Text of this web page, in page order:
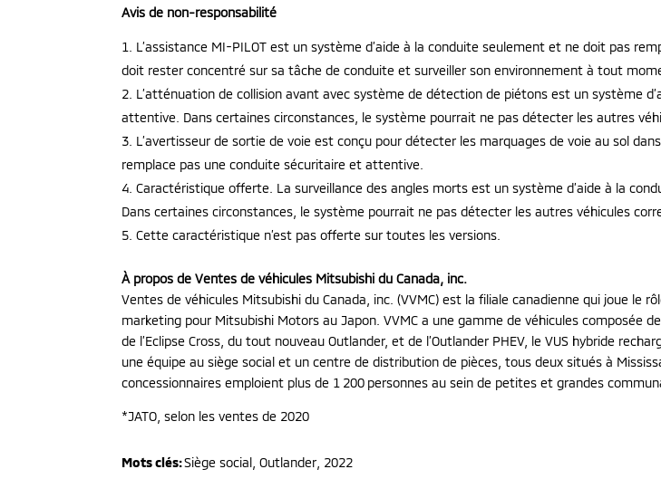
Avis de non-responsabilité
L’assistance MI-PILOT est un système d’aide à la conduite seulement et ne doit pas
doit rester concentré sur sa tâche de conduite et surveiller son environnement à tout
L’atténuation de collision avant avec système de détection de piétons est un système
attentive. Dans certaines circonstances, le système pourrait ne pas détecter les autres
L’avertisseur de sortie de voie est conçu pour détecter les marquages de voie au sol
remplace pas une conduite sécuritaire et attentive.
Caractéristique offerte. La surveillance des angles morts est un système d’aide à la
Dans certaines circonstances, le système pourrait ne pas détecter les autres véhicules
Cette caractéristique n’est pas offerte sur toutes les versions.
À propos de Ventes de véhicules Mitsubishi du Canada, inc.
Ventes de véhicules Mitsubishi du Canada, inc. (VVMC) est la filiale canadienne qui joue le
marketing pour Mitsubishi Motors au Japon. VVMC a une gamme de véhicules composée
de l’Eclipse Cross, du tout nouveau Outlander, et de l’Outlander PHEV, le VUS hybride
une équipe au siège social et un centre de distribution de pièces, tous deux situés à
concessionnaires emploient plus de 1 200 personnes au sein de petites et grandes
*JATO, selon les ventes de 2020
Mots clés:Siège social ,Outlander 2022